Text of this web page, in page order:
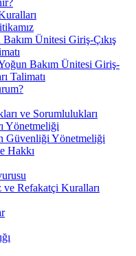
Ünitesi Giriş-Çıkış
Bakım Ünitesi Giriş-
Talimatı
ve Sorumlulukları
Yönetmeliği
Güvenliği Yönetmeliği
Hakkı
ve Refakatçi Kuralları